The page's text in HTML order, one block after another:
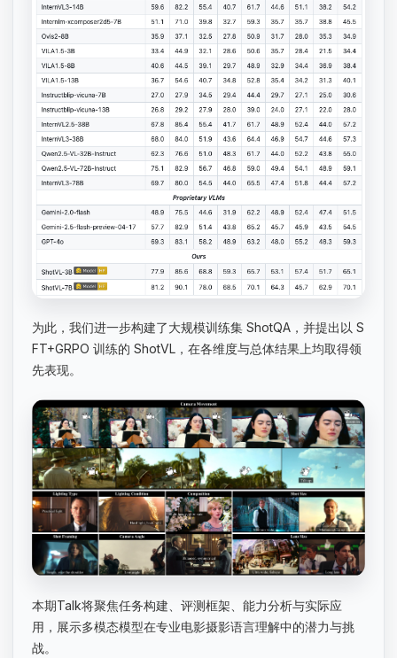
为此，我们进一步构建了大规模训练集 ShotQA，并提出以 S
FT+GRPO 训练的 ShotVL，在各维度与总体结果上均取得领
先表现。
本期Talk将聚焦任务构建、评测框架、能力分析与实际应
用，展示多模态模型在专业电影摄影语言理解中的潜力与挑
战。